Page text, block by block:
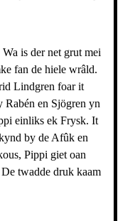
Wa is der net grut mei
fan de hiele wrâld.
Lindgren foar it
Rabén en Sjögren yn
einliks ek Frysk. It
by de Afûk en
Pippi giet oan
twadde druk kaam